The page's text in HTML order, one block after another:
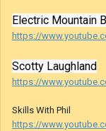
Electric Mountain
https://
Scotty Laughland
https://
Skills With Phil
https://